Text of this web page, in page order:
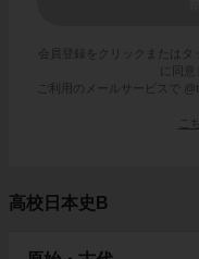
会員登録をクリックまたはタ
に同
ご利用のメールサービスで
こ
高校日本史B